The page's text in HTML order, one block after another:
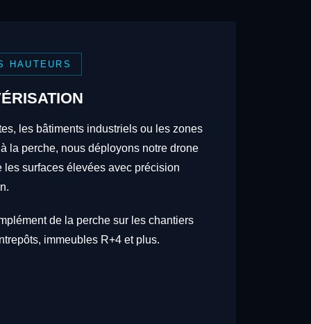
HAUTEURS
les bâtiments industriels ou les zones
la perche, nous déployons notre drone
les surfaces élevées avec précision
de la perche sur les chantiers
immeubles R+4 et plus.